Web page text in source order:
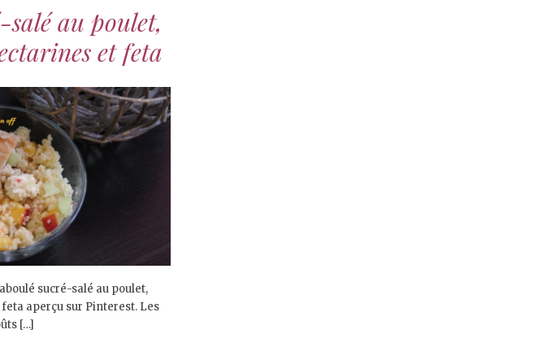
salé au poulet,
et feta
sucré-salé au poulet,
aperçu sur Pinterest. Les
[…]